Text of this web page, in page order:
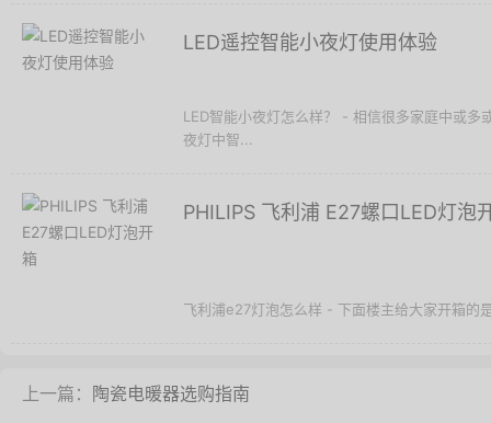
LED遥控智能小夜灯使用体验
LED智能小夜灯怎么样？ - 相信很多家庭中或多
夜灯中智...
PHILIPS 飞利浦 E27螺口LED灯泡
飞利浦e27灯泡怎么样 - 下面楼主给大家开箱的
上一篇： 陶瓷电暖器选购指南